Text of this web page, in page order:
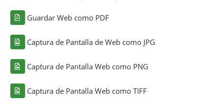
Guardar Web como PDF
Captura de Pantalla de Web como JPG
Captura de Pantalla Web como PNG
Captura de Pantalla Web como TIFF